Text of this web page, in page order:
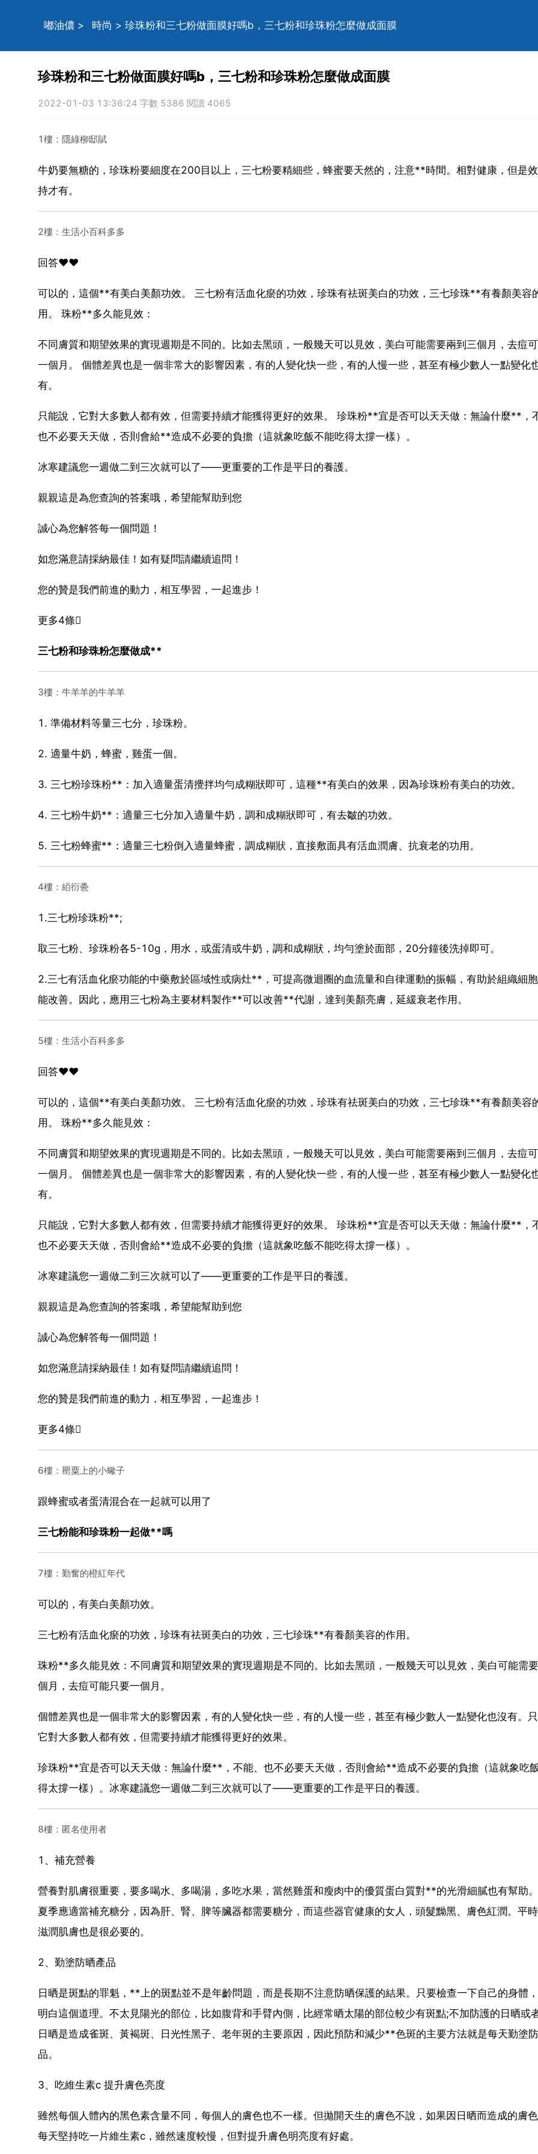
嘟油儂 > 時尚 > 珍珠粉和三七粉做面膜好嗎b，三七粉和珍珠粉怎麼做成面膜
珍珠粉和三七粉做面膜好嗎b，三七粉和珍珠粉怎麼做成面膜
2022-01-03 13:36:24 字數 5386 閱讀 4065
1樓：隱綠柳邸賦
牛奶要無糖的，珍珠粉要細度在200目以上，三七粉要精細些，蜂蜜要天然的，注意**時間。相對健康，但是
持才有。
2樓：生活小百科多多
回答❤️❤️
可以的，這個**有美白美顏功效。 三七粉有活血化瘀的功效，珍珠有祛斑美白的功效，三七珍珠**有養顏美容
用。 珠粉**多久能見效：
不同膚質和期望效果的實現週期是不同的。比如去黑頭，一般幾天可以見效，美白可能需要兩到三個月，去痘
一個月。 個體差異也是一個非常大的影響因素，有的人變化快一些，有的人慢一些，甚至有極少數人一點變化
有。
只能說，它對大多數人都有效，但需要持續才能獲得更好的效果。 珍珠粉**宜是否可以天天做：無論什麼**，
也不必要天天做，否則會給**造成不必要的負擔（這就象吃飯不能吃得太撐一樣）。
冰寒建議您一週做二到三次就可以了——更重要的工作是平日的養護。
親親這是為您查詢的答案哦，希望能幫助到您
誠心為您解答每一個問題！
如您滿意請採納最佳！如有疑問請繼續追問！
您的贊是我們前進的動力，相互學習，一起進步！
更多4條
三七粉和珍珠粉怎麼做成**
3樓：牛羊羊的牛羊羊
1. 準備材料等量三七分，珍珠粉。
2. 適量牛奶，蜂蜜，雞蛋一個。
3. 三七粉珍珠粉**：加入適量蛋清攪拌均勻成糊狀即可，這種**有美白的效果，因為珍珠粉有美白的功效。
4. 三七粉牛奶**：適量三七分加入適量牛奶，調和成糊狀即可，有去皺的功效。
5. 三七粉蜂蜜**：適量三七粉倒入適量蜂蜜，調成糊狀，直接敷面具有活血潤膚、抗衰老的功用。
4樓：絔衍巹
1.三七粉珍珠粉**;
取三七粉、珍珠粉各5-10g，用水，或蛋清或牛奶，調和成糊狀，均勻塗於面部，20分鐘後洗掉即可。
2.三七有活血化瘀功能的中藥敷於區域性或病灶**，可提高微迴圈的血流量和自律運動的振幅，有助於組織細
能改善。因此，應用三七粉為主要材料製作**可以改善**代謝，達到美顏亮膚，延緩衰老作用。
5樓：生活小百科多多
回答❤️❤️
可以的，這個**有美白美顏功效。 三七粉有活血化瘀的功效，珍珠有祛斑美白的功效，三七珍珠**有養顏美容
用。 珠粉**多久能見效：
不同膚質和期望效果的實現週期是不同的。比如去黑頭，一般幾天可以見效，美白可能需要兩到三個月，去痘
一個月。 個體差異也是一個非常大的影響因素，有的人變化快一些，有的人慢一些，甚至有極少數人一點變化
有。
只能說，它對大多數人都有效，但需要持續才能獲得更好的效果。 珍珠粉**宜是否可以天天做：無論什麼**，
也不必要天天做，否則會給**造成不必要的負擔（這就象吃飯不能吃得太撐一樣）。
冰寒建議您一週做二到三次就可以了——更重要的工作是平日的養護。
親親這是為您查詢的答案哦，希望能幫助到您
誠心為您解答每一個問題！
如您滿意請採納最佳！如有疑問請繼續追問！
您的贊是我們前進的動力，相互學習，一起進步！
更多4條
6樓：罌粟上的小蠍子
跟蜂蜜或者蛋清混合在一起就可以用了
三七粉能和珍珠粉一起做**嗎
7樓：勤奮的橙紅年代
可以的，有美白美顏功效。
三七粉有活血化瘀的功效，珍珠有祛斑美白的功效，三七珍珠**有養顏美容的作用。
珠粉**多久能見效：不同膚質和期望效果的實現週期是不同的。比如去黑頭，一般幾天可以見效，美白可能需
個月，去痘可能只要一個月。
個體差異也是一個非常大的影響因素，有的人變化快一些，有的人慢一些，甚至有極少數人一點變化也沒有。
它對大多數人都有效，但需要持續才能獲得更好的效果。
珍珠粉**宜是否可以天天做：無論什麼**，不能、也不必要天天做，否則會給**造成不必要的負擔（這就象吃
得太撐一樣）。冰寒建議您一週做二到三次就可以了——更重要的工作是平日的養護。
8樓：匿名使用者
1、補充營養
營養對肌膚很重要，要多喝水、多喝湯，多吃水果，當然雞蛋和瘦肉中的優質蛋白質對**的光滑細膩也有幫助
夏季應適當補充糖分，因為肝、腎、脾等臟器都需要糖分，而這些器官健康的女人，頭髮黝黑、膚色紅潤。平
滋潤肌膚也是很必要的。
2、勤塗防晒產品
日晒是斑點的罪魁，**上的斑點並不是年齡問題，而是長期不注意防晒保護的結果。只要檢查一下自己的身體
明白這個道理。不太見陽光的部位，比如腹背和手臂內側，比經常晒太陽的部位較少有斑點;不加防護的日晒或
日晒是造成雀斑、黃褐斑、日光性黑子、老年斑的主要原因，因此預防和減少**色斑的主要方法就是每天勤塗
品。
3、吃維生素c 提升膚色亮度
雖然每個人體內的黑色素含量不同，每個人的膚色也不一樣。但拋開天生的膚色不說，如果因日晒而造成的膚
每天堅持吃一片維生素c，雖然速度較慢，但對提升膚色明亮度有好處。